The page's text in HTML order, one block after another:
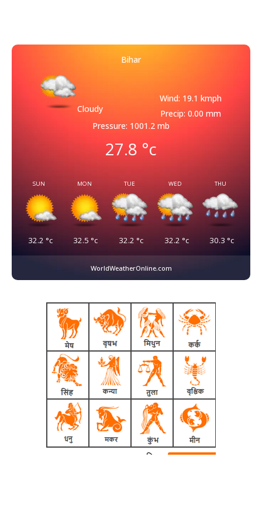
Bihar
Cloudy
Wind: 19.1 kmph
Precip: 0.00 mm
Pressure: 1001.2 mb
27.8 °c
SUN
32.2 °c
MON
32.5 °c
TUE
32.2 °c
WED
32.2 °c
THU
30.3 °c
WorldWeatherOnline.com